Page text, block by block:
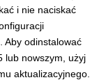
i nie naciskać
Aby odinstalować
lub nowszym, użyj
aktualizacyjnego.